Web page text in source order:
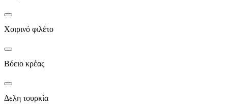
Χοιρινό φιλέτο
Βόειο κρέας
Δελη τουρκία